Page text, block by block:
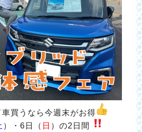
買うなら今週末がお得
）・6日（ 日 ）の2日間